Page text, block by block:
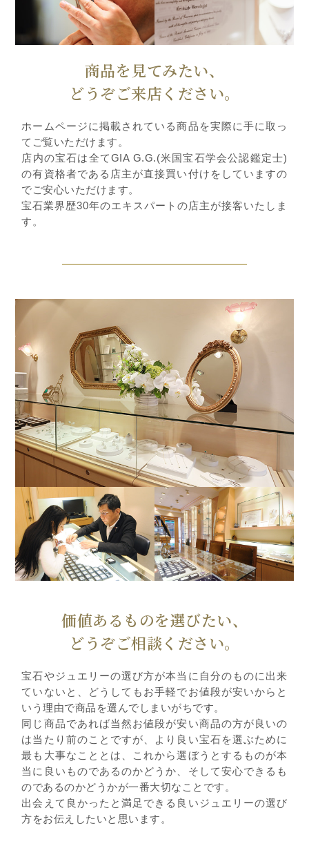
商品を見てみたい、
どうぞご来店ください。
ホームページに掲載されている商品を実際に手に取っ
てご覧いただけます。
店内の宝石は全てGIA G.G.(米国宝石学会公認鑑定士)
の有資格者である店主が直接買い付けをしていますの
でご安心いただけます。
宝石業界歴30年のエキスパートの店主が接客いたしま
す。
価値あるものを選びたい、
どうぞご相談ください。
宝石やジュエリーの選び方が本当に自分のものに出来
ていないと、どうしてもお手軽でお値段が安いからと
いう理由で商品を選んでしまいがちです。
同じ商品であれば当然お値段が安い商品の方が良いの
は当たり前のことですが、より良い宝石を選ぶために
最も大事なこととは、これから選ぼうとするものが本
当に良いものであるのかどうか、そして安心できるも
のであるのかどうかが一番大切なことです。
出会えて良かったと満足できる良いジュエリーの選び
方をお伝えしたいと思います。